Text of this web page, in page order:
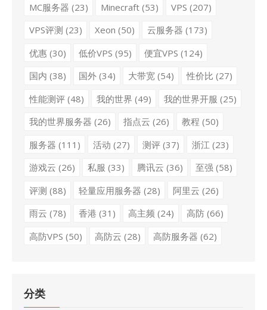
MC服务器 (23) Minecraft(53) VPS (207)
VPS评测 (23) Xeon (50) 云服务器 (173)
优惠(30) 低价VPS (95) 便宜VPS (124)
国内 (38) 国外(34) 大带宽(54) 性价比 (27)
性能测评(48) 我的世界 (49) 我的世界开服 (25)
我的世界服务器 (26) 指点云 (26) 教程 (50)
服务器 (111) 活动 (27) 测评(37) 浙江 (23)
游戏云 (26) 私服 (33) 腾讯云 (36) 至强 (58)
评测 (88) 轻量应用服务器 (28) 阿里云 (26)
雨云 (78) 香港 (31) 高主频 (24) 高防(66)
高防VPS (50) 高防云 (28) 高防服务器 (62)
分类